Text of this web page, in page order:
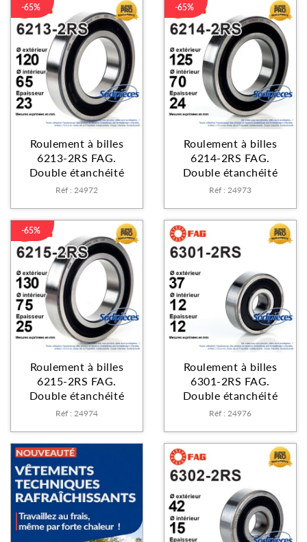
Roulement à billes
6213-2RS FAG.
Double étanchéité
Réf : 24972
-65%
Roulement à billes
6214-2RS FAG.
Double étanchéité
Réf : 24973
-65%
Roulement à billes
6215-2RS FAG.
Double étanchéité
Réf : 24974
-65%
Roulement à billes
6301-2RS FAG.
Double étanchéité
Réf : 24976